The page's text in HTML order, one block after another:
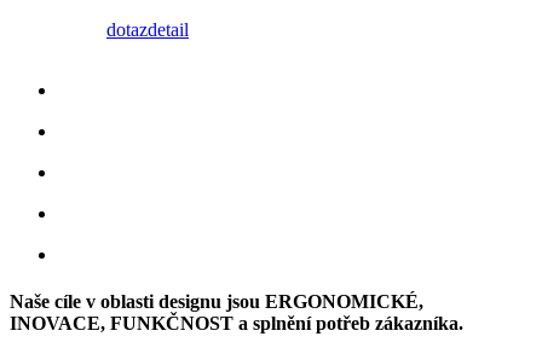
dotazdetail
Naše cíle v oblasti designu jsou ERGONOMICKÉ,
INOVACE, FUNKČNOST a splnění potřeb zákazníka.